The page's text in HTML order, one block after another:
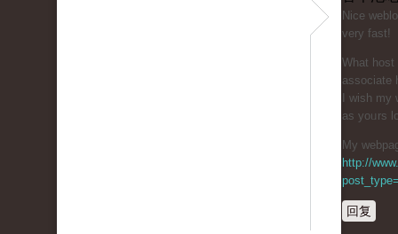
Niϲe
very fast!
What host
associаte
I wiѕh
as yoᥙrs
My
http://
回复